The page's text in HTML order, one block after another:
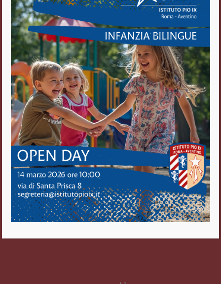
Via di S. Prisca, 8
00153 Roma
Tel. 06/5743797